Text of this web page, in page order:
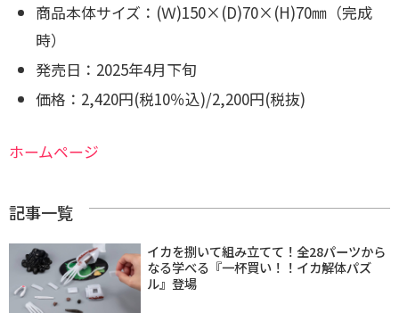
商品本体サイズ：(Ｗ)150×(D)70×(H)70㎜（完成
時）
発売日：2025年4月下旬
価格：2,420円(税10％込)/2,200円(税抜)
ホームページ
記事一覧
イカを捌いて組み立てて！全28パーツから
なる学べる『一杯買い！！イカ解体パズ
ル』登場